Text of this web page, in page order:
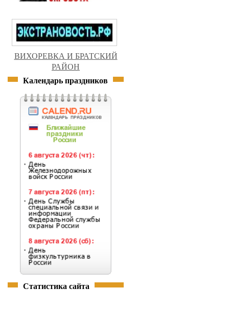
ВИХОРЕВКА И БРАТСКИЙ
РАЙОН
Календарь праздников
Статистика сайта